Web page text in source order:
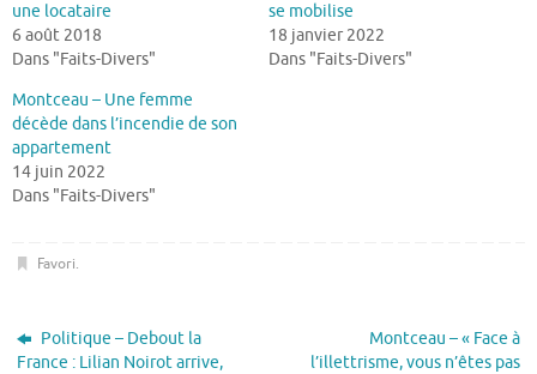
une locataire
6 août 2018
Dans "Faits-Divers"
se mobilise
18 janvier 2022
Dans "Faits-Divers"
Montceau – Une femme
décède dans l’incendie de son
appartement
14 juin 2022
Dans "Faits-Divers"
Favori.
Politique – Debout la
France : Lilian Noirot arrive,
Montceau – « Face à
l’illettrisme, vous n’êtes pas